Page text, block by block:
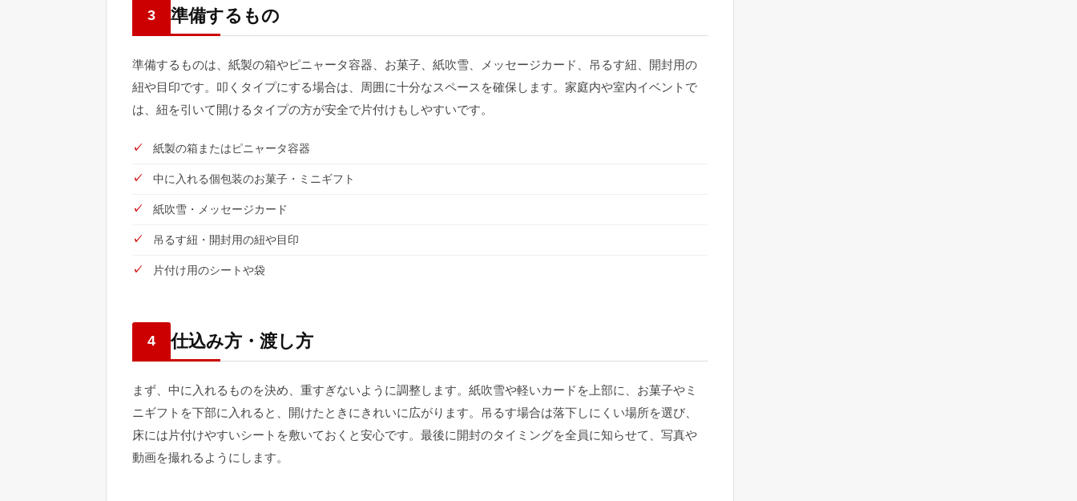
3 準備するもの
準備するものは、紙製の箱やピニャータ容器、お菓子、紙吹雪、メッセージカード、吊るす紐、開封用の
紐や目印です。叩くタイプにする場合は、周囲に十分なスペースを確保します。家庭内や室内イベントで
は、紐を引いて開けるタイプの方が安全で片付けもしやすいです。
紙製の箱またはピニャータ容器
中に入れる個包装のお菓子・ミニギフト
紙吹雪・メッセージカード
吊るす紐・開封用の紐や目印
片付け用のシートや袋
4 仕込み方・渡し方
まず、中に入れるものを決め、重すぎないように調整します。紙吹雪や軽いカードを上部に、お菓子やミ
ニギフトを下部に入れると、開けたときにきれいに広がります。吊るす場合は落下しにくい場所を選び、
床には片付けやすいシートを敷いておくと安心です。最後に開封のタイミングを全員に知らせて、写真や
動画を撮れるようにします。